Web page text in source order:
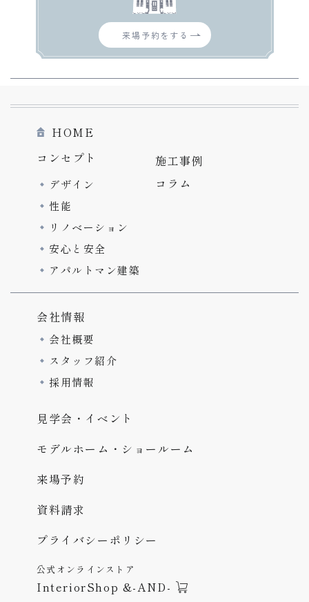
来場予約をする
HOME
コンセプト
デザイン
性能
リノベーション
安心と安全
アパルトマン建築
施工事例
コラム
会社情報
会社概要
スタッフ紹介
採用情報
見学会・イベント
モデルホーム・ショールーム
来場予約
資料請求
プライバシーポリシー
公式オンラインストア
InteriorShop &-AND-